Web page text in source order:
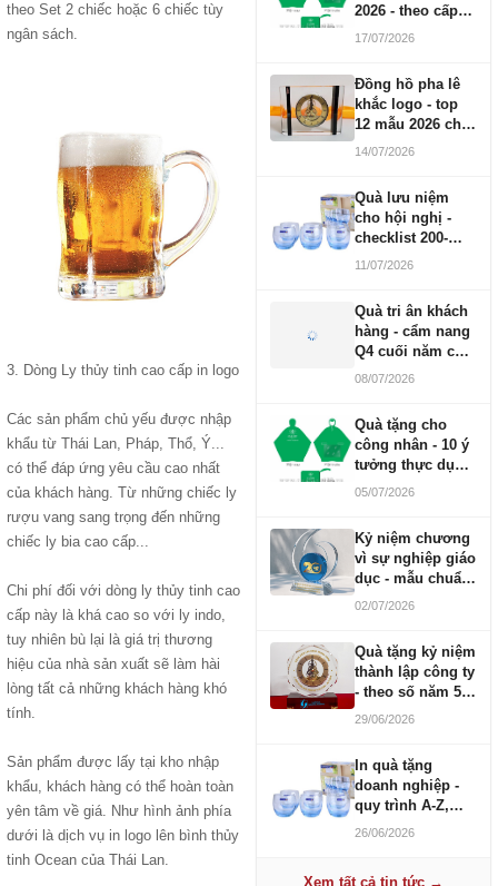
theo Set 2 chiếc hoặc 6 chiếc tùy
ngân sách.
3. Dòng Ly thủy tinh cao cấp in logo
Các sản phẩm chủ yếu được nhập
khẩu từ Thái Lan, Pháp, Thổ, Ý...
có thể đáp ứng yêu cầu cao nhất
của khách hàng. Từ những chiếc ly
rượu vang sang trọng đến những
chiếc ly bia cao cấp...
Chi phí đối với dòng ly thủy tinh cao
cấp này là khá cao so với ly indo,
tuy nhiên bù lại là giá trị thương
hiệu của nhà sản xuất sẽ làm hài
lòng tất cả những khách hàng khó
tính.
Sản phẩm được lấy tại kho nhập
khẩu, khách hàng có thể hoàn toàn
yên tâm về giá. Như hình ảnh phía
dưới là dịch vụ in logo lên bình thủy
tinh Ocean của Thái Lan.
2026 - theo cấp
bậc CBNV
17/07/2026
Đồng hồ pha lê
khắc logo - top
12 mẫu 2026 cho
doanh nghiệp
14/07/2026
Quà lưu niệm
cho hội nghị -
checklist 200-
1000 người
11/07/2026
Quà tri ân khách
hàng - cẩm nang
Q4 cuối năm cho
doanh nghiệp
08/07/2026
Quà tặng cho
công nhân - 10 ý
tưởng thực dụng
ngân sách 100-
05/07/2026
Kỷ niệm chương
vì sự nghiệp giáo
dục - mẫu chuẩn
2026
02/07/2026
Quà tặng kỷ niệm
thành lập công ty
- theo số năm 5,
10, 20, 30, 50
29/06/2026
In quà tặng
doanh nghiệp -
quy trình A-Z,
báo giá và thời
26/06/2026
Xem tất cả tin tức →